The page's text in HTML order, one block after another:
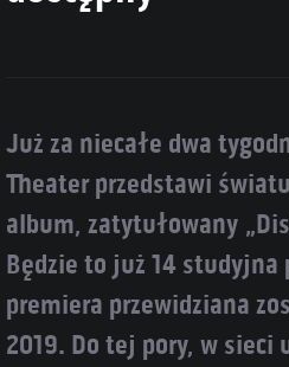
Już za niecałe dwa
Theater przedstawi
album, zatytułowany
Będzie to już 14 studyjna
premiera przewidziana
2019. Do tej pory, w sieci